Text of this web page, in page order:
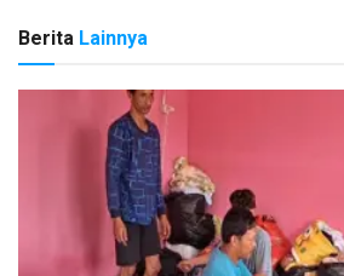
Berita Lainnya